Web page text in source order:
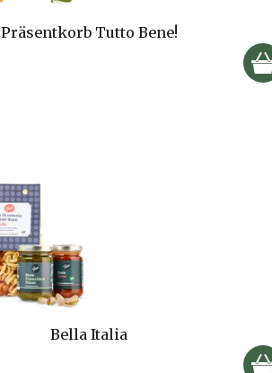
Präsentkorb Tutto Bene!
Bella Italia